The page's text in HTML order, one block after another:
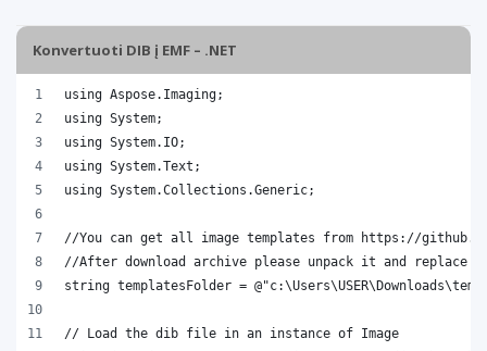
Konvertuoti DIB į EMF – .NET